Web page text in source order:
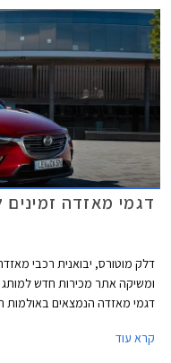
דגמי מאזדה זמינים
דלק מוטורס, יבואנית רכבי
ומשיקה אתר מכירות חדש
דגמי מאזדה הנמצאים באולמות
הלקוחות אשר יבחרו ברכישה
קרא עוד